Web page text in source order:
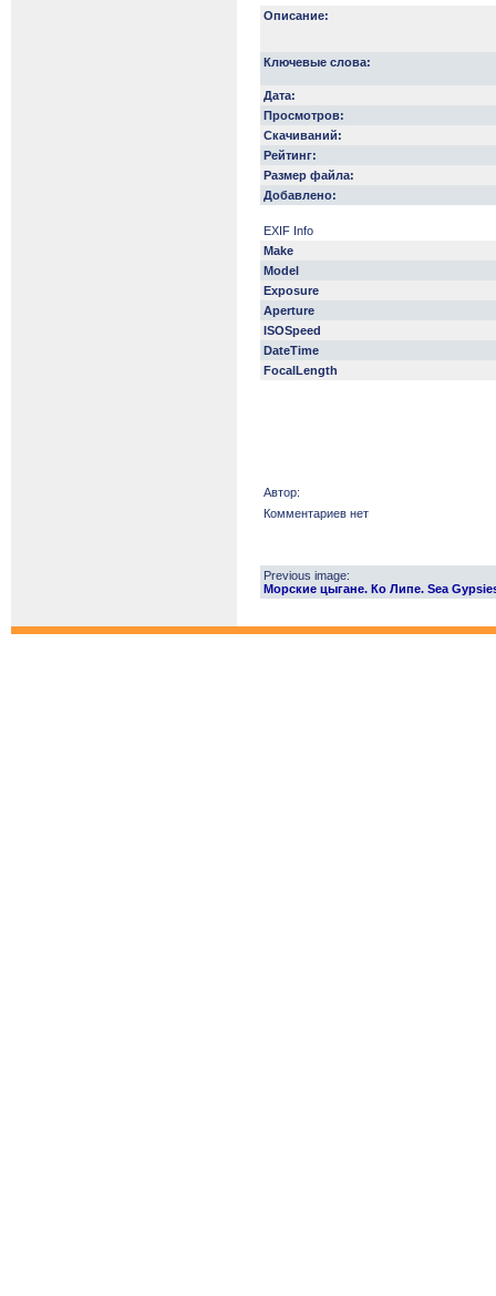
Описание:
Ключевые слова:
Дата:
Просмотров:
Скачиваний:
Рейтинг:
Размер файла:
Добавлено:
EXIF Info
Make
Model
Exposure
Aperture
ISOSpeed
DateTime
FocalLength
Автор:
Комментариев нет
Previous image:
Морские цыгане. Ко Липе. Sea